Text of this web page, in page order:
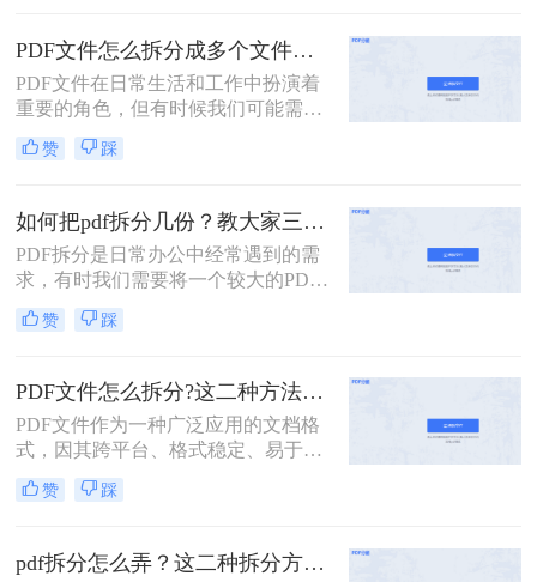
文档，方便工作中文档的传输处理和
重要内容的查找。下面我们就将介绍
扫描的pdf怎么拆分方法，希望能给读
者的工作带来方便。
PDF文件怎么拆分成多个文件？看看这三种拆分方法！
PDF文件在日常生活和工作中扮演着
重要的角色，但有时候我们可能需要
将一个较大的PDF文件拆分成多个小
文件，以便更好地管理和使用。那么
面将介绍三种实用的方法，帮助你轻
松实现PDF文件的拆分。
赞 踩
如何把pdf拆分几份？教大家三种方法！
PDF拆分是日常办公中经常遇到的需
求，有时我们需要将一个较大的PDF
文件拆分成多个小文件，以便于分
享、存档或编辑。那么如何把pdf拆分
法，帮助你轻松将PDF文件拆分成多
份。
赞 踩
PDF文件怎么拆分?这二种方法教你轻松拆分!
PDF文件作为一种广泛应用的文档格
式，因其跨平台、格式稳定、易于打
印等优点，在办公、学习等领域得到
了广泛的使用。然而，有时我们可能
地管理和使用其中的内容。那么PDF
文件怎么拆分呢？本文将详细介绍
赞 踩
pdf拆分怎么弄？这二种拆分方法看看！